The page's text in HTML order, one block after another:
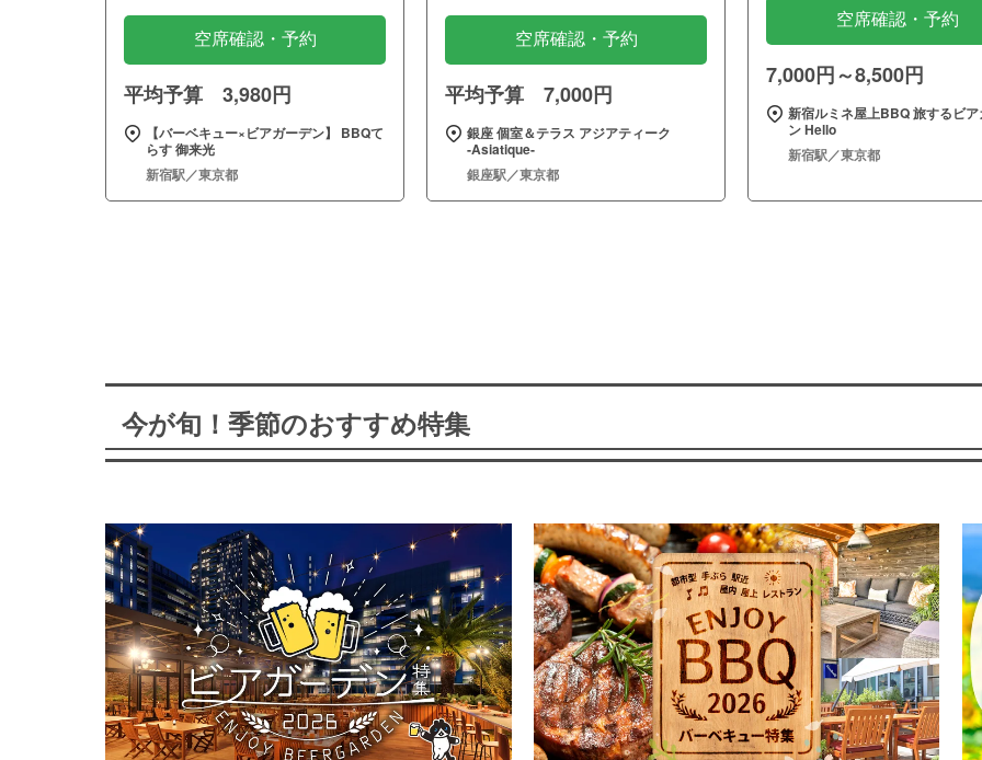
空席確認・予約
平均予算 3,980円
【バーベキュー×ビアガーデン】 BBQて
らす 御来光
新宿駅／東京都
空席確認・予約
平均予算 7,000円
銀座 個室＆テラス アジアティーク
‐Asiatique‐
銀座駅／東京都
空席確認・予約
7,000円～8,500円
新宿ルミネ屋上BBQ 旅するビ
ン Hello
新宿駅／東京都
今が旬！季節のおすすめ特集